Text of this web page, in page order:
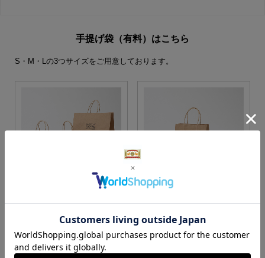
手提げ袋（有料）はこちら
S・M・Lの3つサイズをご用意しております。
カートに入れる カートに入れる